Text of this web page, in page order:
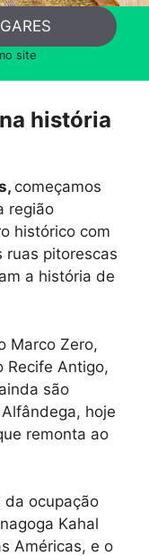
site
história
começamos
região
histórico com
ruas pitorescas
a história de
Marco Zero,
Recife Antigo,
são
hoje
remonta ao
da ocupação
Kahal
Américas, e o